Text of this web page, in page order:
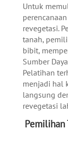
Untuk
revegetasi.
tanah,
bibit,
Sumber
Pelatihan
menjadi hal
langsung
revegetasi
Pemilihan